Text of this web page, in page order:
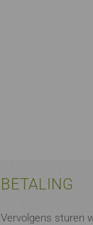
BETALING
Vervolgens sturen